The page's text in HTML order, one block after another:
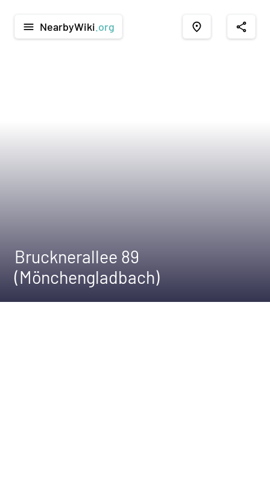
menu NearbyWiki .org place share
Brucknerallee 89
(Mönchengladbach)